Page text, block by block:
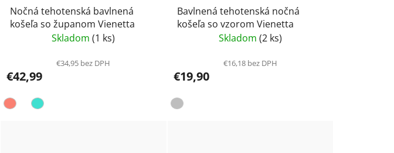
Nočná tehotenská bavlnená
košeľa so županom Vienetta
Skladom(1 ks)
€34,95 bez DPH
€42,99
Bavlnená tehotenská nočná
košeľa so vzorom Vienetta
Skladom (2 ks)
€16,18 bez DPH
€19,90